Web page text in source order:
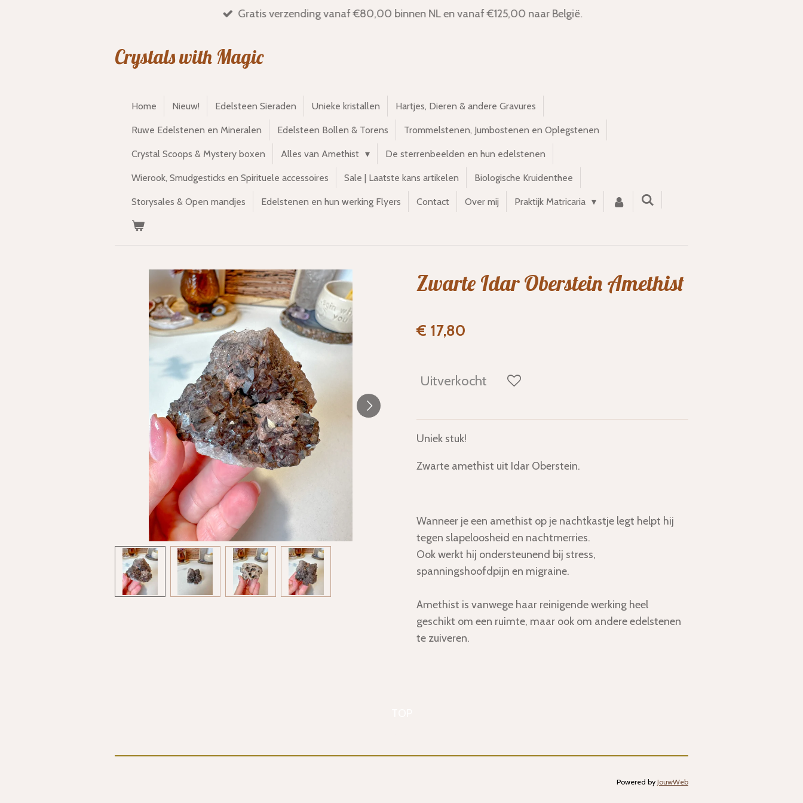
Gratis verzending vanaf €80,00 binnen NL en vanaf €125,00 naar België.
Crystals with Magic
Home Nieuw! Edelsteen Sieraden Unieke kristallen Hartjes, Dieren & andere Gravures
Ruwe Edelstenen en Mineralen Edelsteen Bollen & Torens Trommelstenen, Jumbostenen en Oplegstenen
Crystal Scoops & Mystery boxen Alles van Amethist De sterrenbeelden en hun edelstenen
Wierook, Smudgesticks en Spirituele accessoires Sale | Laatste kans artikelen Biologische Kruidenthee
Storysales & Open mandjes Edelstenen en hun werking Flyers Contact Over mij Praktijk Matricaria
Zwarte Idar Oberstein Amethist
€ 17,80
Uitverkocht
Uniek stuk!
Zwarte amethist uit Idar Oberstein.
Wanneer je een amethist op je nachtkastje legt helpt hij
tegen slapeloosheid en nachtmerries.
Ook werkt hij ondersteunend bij stress,
spanningshoofdpijn en migraine.
Amethist is vanwege haar reinigende werking heel
geschikt om een ruimte, maar ook om andere edelstenen
te zuiveren.
Powered by JouwWeb